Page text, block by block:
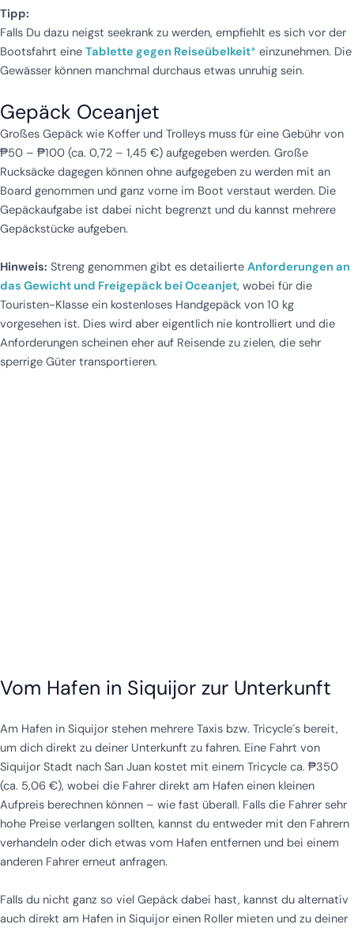
Tipp:
Falls Du dazu neigst seekrank zu werden, empfiehlt es sich vor der
Bootsfahrt eine Tablette gegen Reiseübelkeit* einzunehmen. Die
Gewässer können manchmal durchaus etwas unruhig sein.
Gepäck Oceanjet
Großes Gepäck wie Koffer und Trolleys muss für eine Gebühr von
₱50 – ₱100 (ca. 0,72 – 1,45 €) aufgegeben werden. Große
Rucksäcke dagegen können ohne aufgegeben zu werden mit an
Board genommen und ganz vorne im Boot verstaut werden. Die
Gepäckaufgabe ist dabei nicht begrenzt und du kannst mehrere
Gepäckstücke aufgeben.
Hinweis: Streng genommen gibt es detailierte Anforderungen an
das Gewicht und Freigepäck bei Oceanjet, wobei für die
Touristen-Klasse ein kostenloses Handgepäck von 10 kg
vorgesehen ist. Dies wird aber eigentlich nie kontrolliert und die
Anforderungen scheinen eher auf Reisende zu zielen, die sehr
sperrige Güter transportieren.
Vom Hafen in Siquijor zur Unterkunft
Am Hafen in Siquijor stehen mehrere Taxis bzw. Tricycle´s bereit,
um dich direkt zu deiner Unterkunft zu fahren. Eine Fahrt von
Siquijor Stadt nach San Juan kostet mit einem Tricycle ca. ₱350
(ca. 5,06 €), wobei die Fahrer direkt am Hafen einen kleinen
Aufpreis berechnen können – wie fast überall. Falls die Fahrer sehr
hohe Preise verlangen sollten, kannst du entweder mit den Fahrern
verhandeln oder dich etwas vom Hafen entfernen und bei einem
anderen Fahrer erneut anfragen.
Falls du nicht ganz so viel Gepäck dabei hast, kannst du alternativ
auch direkt am Hafen in Siquijor einen Roller mieten und zu deiner